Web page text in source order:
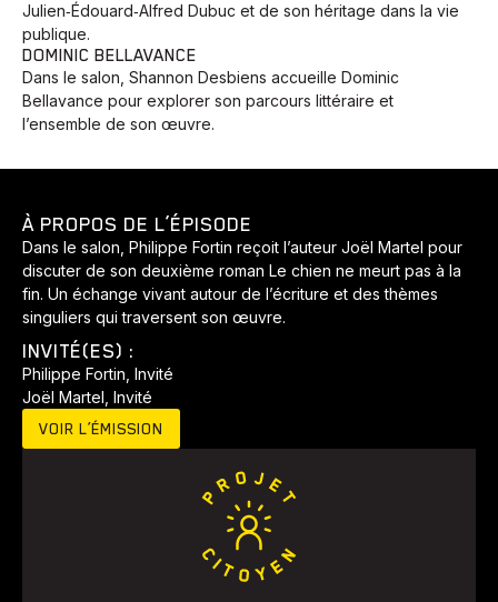
Julien‑Édouard‑Alfred Dubuc et de son héritage dans la vie
publique.
DOMINIC BELLAVANCE
Dans le salon, Shannon Desbiens accueille Dominic
Bellavance pour explorer son parcours littéraire et
l’ensemble de son œuvre.
À PROPOS DE L’ÉPISODE
Dans le salon, Philippe Fortin reçoit l’auteur Joël Martel pour
discuter de son deuxième roman Le chien ne meurt pas à la
fin. Un échange vivant autour de l’écriture et des thèmes
singuliers qui traversent son œuvre.
INVITÉ(ES) :
Philippe Fortin, Invité
Joël Martel, Invité
VOIR L’ÉMISSION